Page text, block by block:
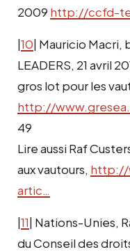
2009 http://ccfd-
|10| Mauricio Macri,
LEADERS, 21 avril
gros lot pour les
http://
49
Lire aussi Raf
aux vautours, http://
artic…
|11| Nations-Unies,
du Conseil des